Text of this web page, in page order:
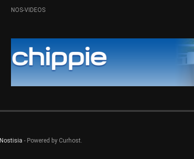
NOS-VIDEOS
Nostisia - Powered by Curhost.